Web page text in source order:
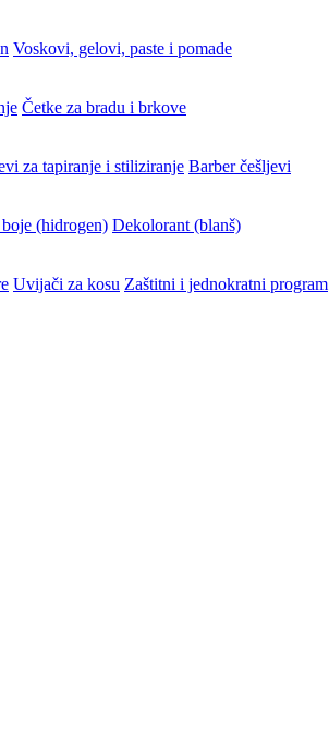
Voskovi, gelovi, paste i pomade
Četke za bradu i brkove
za tapiranje i stiliziranje Barber češljevi
(hidrogen) Dekolorant (blanš)
Uvijači za kosu Zaštitni i jednokratni program